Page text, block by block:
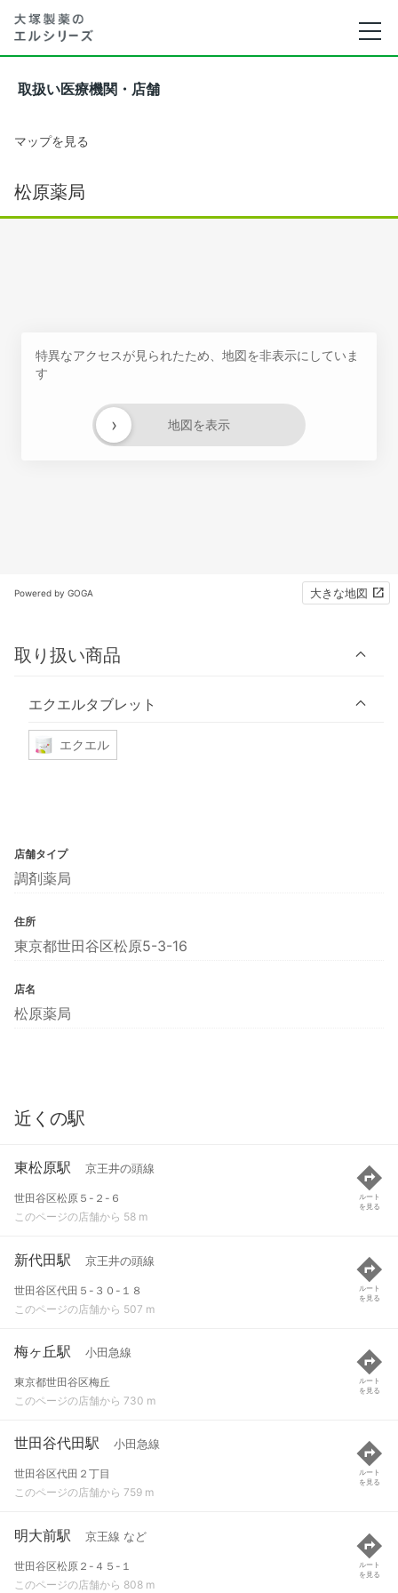
取扱い医療機関・店舗
マップを見る
松原薬局
特異なアクセスが見られたため、地図を非表示にしていま
す
地図を表示
›
Powered by GOGA 大きな地図
取り扱い商品
エクエルタブレット
エクエル
店舗タイプ
調剤薬局
住所
東京都世田谷区松原5-3-16
店名
松原薬局
近くの駅
東松原駅 京王井の頭線
世田谷区松原５-２-６
このページの店舗から 58 m
ルート
を見る
新代田駅 京王井の頭線
世田谷区代田５-３０-１８
このページの店舗から 507 m
ルート
を見る
梅ヶ丘駅 小田急線
東京都世田谷区梅丘
このページの店舗から 730 m
ルート
を見る
世田谷代田駅 小田急線
世田谷区代田２丁目
このページの店舗から 759 m
ルート
を見る
明大前駅 京王線 など
世田谷区松原２-４５-１
このページの店舗から 808 m
ルート
を見る